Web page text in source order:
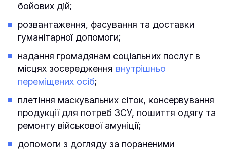
бойових дій;
розвантаження, фасування та доставки
гуманітарної допомоги;
надання громадянам соціальних послуг в
місцях зосередження внутрішньо
переміщених осіб;
плетіння маскувальних сіток, консервування
продукції для потреб ЗСУ, пошиття одягу та
ремонту військової амуніції;
допомоги з догляду за пораненими